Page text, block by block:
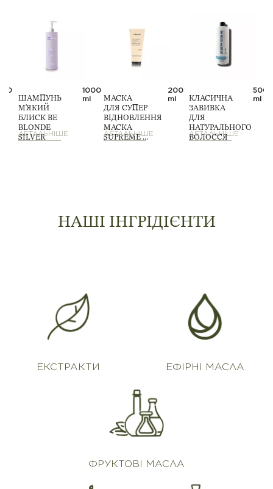
ШАМПУНЬ
М'ЯКИЙ
БЛИСК BE
BLONDE
SILVER
1000
ml
ДЕТАЛЬНІШЕ
МАСКА
ДЛЯ СУПЕР
ВІДНОВЛЕННЯ
МАСКА
SUPREME ...
200
ml
ДЕТАЛЬНІШЕ
КЛАСИЧНА
ЗАВИВКА
ДЛЯ
НАТУРАЛЬНОГО
ВОЛОССЯ
500
ml
ДЕТАЛЬНІШЕ
НАШІ ІНГРІДІЄНТИ
ЕКСТРАКТИ ЕФІРНІ МАСЛА
ФРУКТОВІ МАСЛА